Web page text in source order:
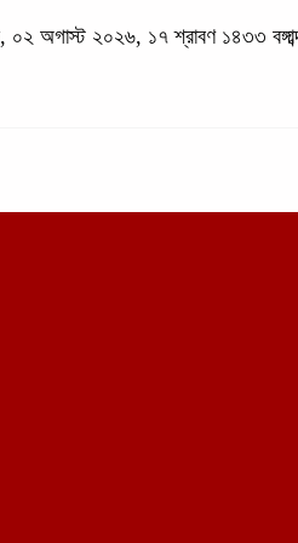
০২ অগাস্ট ২০২৬, ১৭ শ্রাবণ ১৪৩৩